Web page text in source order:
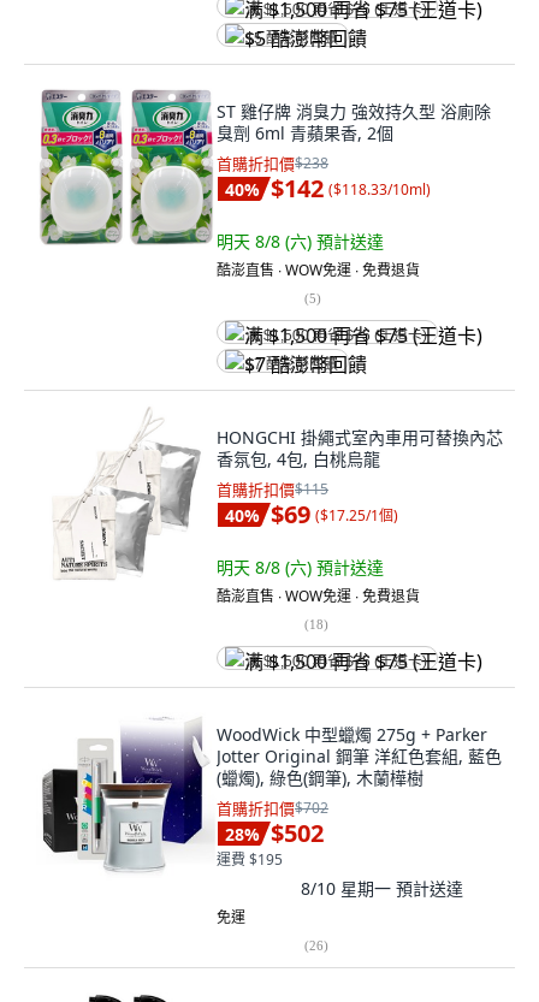
满 $1,500 再省 $75 (王道卡)
$5 酷澎幣回饋
ST 雞仔牌 消臭力 強效持久型 浴廁除
臭劑 6ml 青蘋果香, 2個
首購折扣價$238
40% $142 ($118.33/10ml)
明天 8/8 (六) 預計送達
酷澎直售 ∙ WOW免運 ∙ 免費退貨
(5)
满 $1,500 再省 $75 (王道卡)
$7 酷澎幣回饋
HONGCHI 掛繩式室內車用可替換內芯
香氛包, 4包, 白桃烏龍
首購折扣價$115
40% $69 ($17.25/1個)
明天 8/8 (六) 預計送達
酷澎直售 ∙ WOW免運 ∙ 免費退貨
(18)
满 $1,500 再省 $75 (王道卡)
WoodWick 中型蠟燭 275g + Parker
Jotter Original 鋼筆 洋紅色套組, 藍色
(蠟燭), 綠色(鋼筆), 木蘭樺樹
首購折扣價$702
28% $502
運費 $195
8/10 星期一 預計送達
免運
(26)